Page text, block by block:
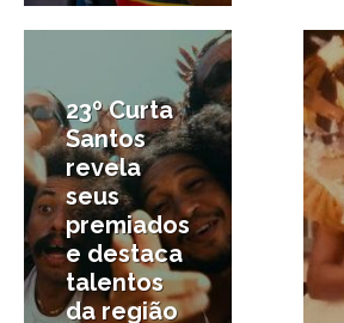
11/11/2025
23º Curta
Santos
revela
seus
premiados
e destaca
talentos
da região